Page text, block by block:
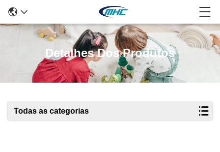
Detalhes Dos Produtos
Todas as categorias